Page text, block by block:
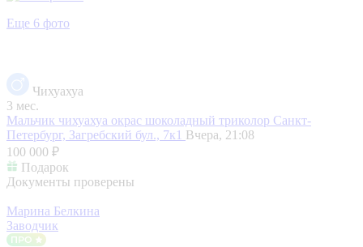
Еще 6 фото
Чихуахуа
3 мес.
Мальчик чихуахуа окрас шоколадный триколор Санкт-
Петербург, Загребский бул., 7к1 Вчера, 21:08
100 000 ₽
Подарок
Документы проверены
Марина Белкина
Заводчик